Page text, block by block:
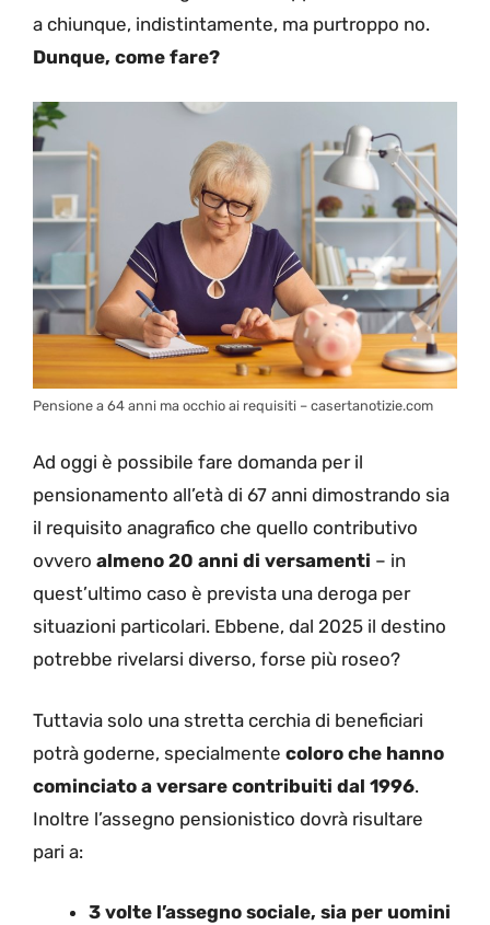
a chiunque, indistintamente, ma purtroppo no.
Dunque, come fare?
Pensione a 64 anni ma occhio ai requisiti – casertanotizie.com
Ad oggi è possibile fare domanda per il
pensionamento all’età di 67 anni dimostrando sia
il requisito anagrafico che quello contributivo
ovvero almeno 20 anni di versamenti – in
quest’ultimo caso è prevista una deroga per
situazioni particolari. Ebbene, dal 2025 il destino
potrebbe rivelarsi diverso, forse più roseo?
Tuttavia solo una stretta cerchia di beneficiari
potrà goderne, specialmente coloro che hanno
cominciato a versare contribuiti dal 1996.
Inoltre l’assegno pensionistico dovrà risultare
pari a:
3 volte l’assegno sociale, sia per uomini